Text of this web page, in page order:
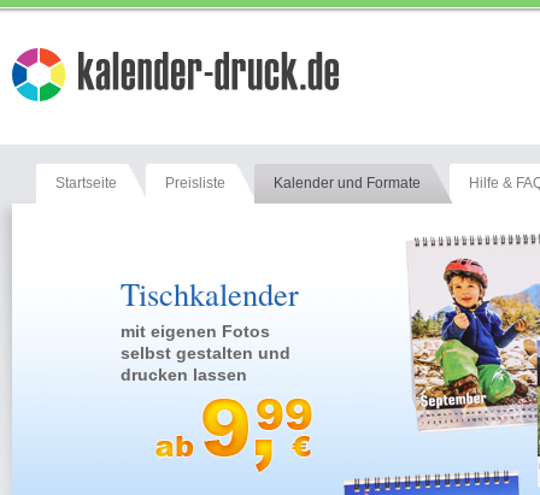
Startseite Preisliste Kalender und Formate Hilfe &
Tischkalender
mit eigenen Fotos
selbst gestalten und
drucken lassen